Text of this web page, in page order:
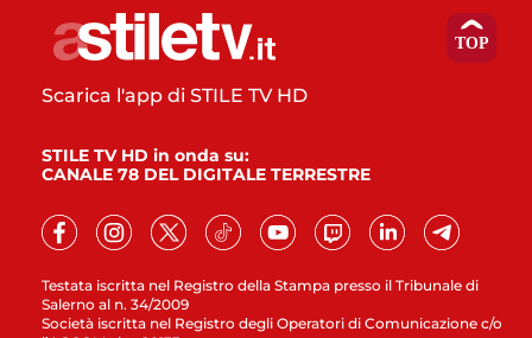
Testata iscritta nel Registro della Stampa presso il Tribunale di
Salerno al n. 34/2009
Società iscritta nel Registro degli Operatori di Comunicazione c/o
Scarica l'app di STILE TV HD
STILE TV HD in onda su:
CANALE 78 DEL DIGITALE TERRESTRE